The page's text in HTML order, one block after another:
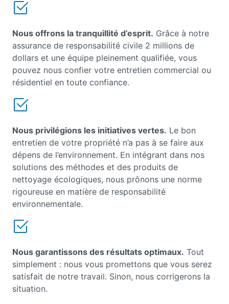
Nous offrons la tranquillité d’esprit. Grâce à notre
assurance de responsabilité civile 2 millions de
dollars et une équipe pleinement qualifiée, vous
pouvez nous confier votre entretien commercial ou
résidentiel en toute confiance.
Nous privilégions les initiatives vertes. Le bon
entretien de votre propriété n’a pas à se faire aux
dépens de l’environnement. En intégrant dans nos
solutions des méthodes et des produits de
nettoyage écologiques, nous prônons une norme
rigoureuse en matière de responsabilité
environnementale.
Nous garantissons des résultats optimaux. Tout
simplement : nous vous promettons que vous serez
satisfait de notre travail. Sinon, nous corrigerons la
situation.